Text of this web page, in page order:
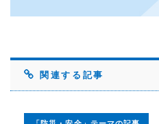
関連する記事